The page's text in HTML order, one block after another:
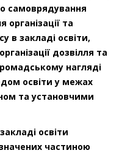
самоврядування
та
в закладі освіти,
дозвілля та
нагляді
освіти у межах
та установчими
освіти
частиною